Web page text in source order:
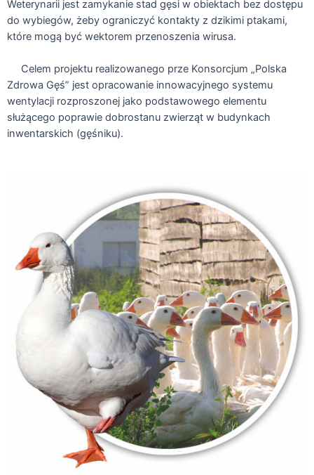
Weterynarii jest zamykanie stad gęsi w obiektach bez dostępu
do wybiegów, żeby ograniczyć kontakty z dzikimi ptakami,
które mogą być wektorem przenoszenia wirusa.
Celem projektu realizowanego prze Konsorcjum „Polska
Zdrowa Gęś” jest opracowanie innowacyjnego systemu
wentylacji rozproszonej jako podstawowego elementu
służącego poprawie dobrostanu zwierząt w budynkach
inwentarskich (gęśniku).